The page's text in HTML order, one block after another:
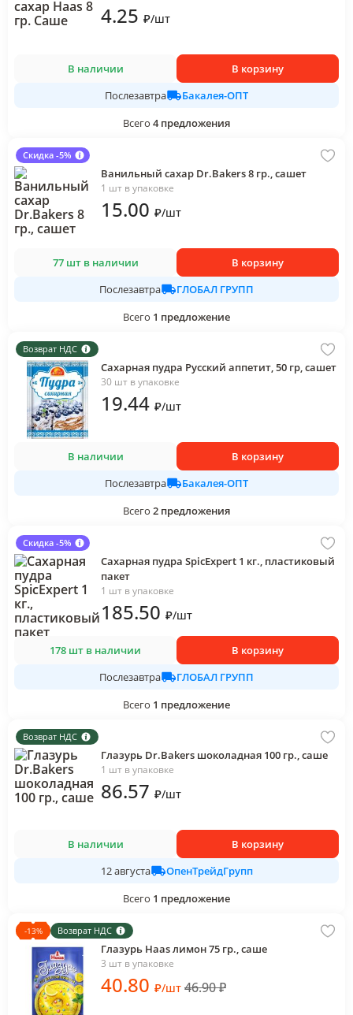
4.25 ₽/шт
В наличии
В корзину
Послезавтра
Бакалея-ОПТ
Всего 4 предложения
Скидка -5%
Ванильный сахар Dr.Bakers 8 гр., сашет
1 шт в упаковке
15.00 ₽/шт
77 шт в наличии
В корзину
Послезавтра
ГЛОБАЛ ГРУПП
Всего 1 предложение
Возврат НДС
Сахарная пудра Русский аппетит, 50 гр, сашет
30 шт в упаковке
19.44 ₽/шт
В наличии
В корзину
Послезавтра
Бакалея-ОПТ
Всего 2 предложения
Скидка -5%
Сахарная пудра SpicExpert 1 кг., пластиковый
пакет
1 шт в упаковке
185.50 ₽/шт
178 шт в наличии
В корзину
Послезавтра
ГЛОБАЛ ГРУПП
Всего 1 предложение
Возврат НДС
Глазурь Dr.Bakers шоколадная 100 гр., саше
1 шт в упаковке
86.57 ₽/шт
В наличии
В корзину
12 августа
ОпенТрейдГрупп
Всего 1 предложение
-13% Возврат НДС
Глазурь Haas лимон 75 гр., саше
3 шт в упаковке
40.80 ₽/шт 46.90₽